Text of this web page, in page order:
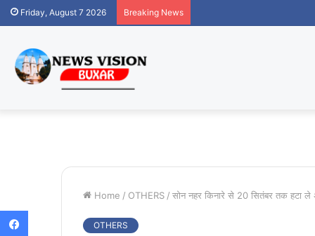
Friday, August 7 2026 Breaking News
Home / OTHERS / सोन नहर किनारे से 20 सितंबर तक हटा ले
OTHERS